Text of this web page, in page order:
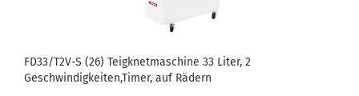
FD33/T2V-S (26) Teigknetmaschine 33 Liter, 2
Geschwindigkeiten,Timer, auf Rädern